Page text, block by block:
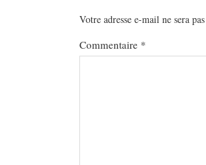
Votre adresse e-mail ne sera
Commentaire *